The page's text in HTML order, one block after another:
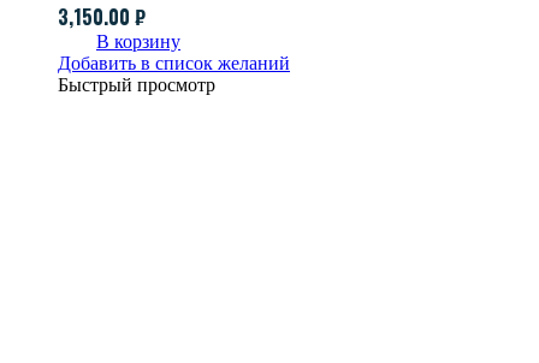
3,150.00 ₽
В корзину
Добавить в список желаний
Быстрый просмотр